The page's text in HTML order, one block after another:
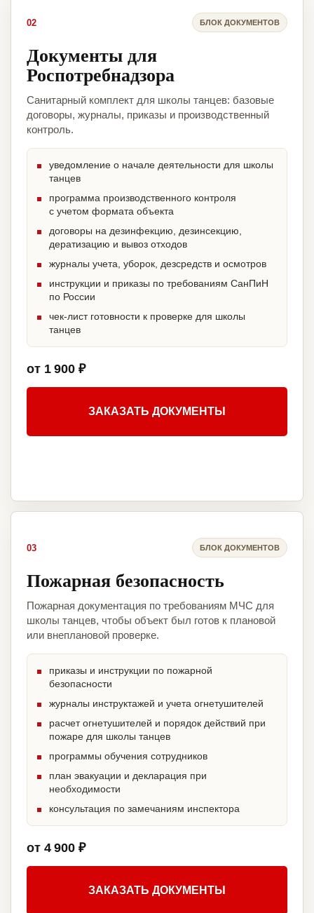
02 БЛОК ДОКУМЕНТОВ
Документы для
Роспотребнадзора
Санитарный комплект для школы танцев: базовые
договоры, журналы, приказы и производственный
контроль.
уведомление о начале деятельности для школы
танцев
программа производственного контроля
с учетом формата объекта
договоры на дезинфекцию, дезинсекцию,
дератизацию и вывоз отходов
журналы учета, уборок, дезсредств и осмотров
инструкции и приказы по требованиям СанПиН
по России
чек-лист готовности к проверке для школы
танцев
от 1 900 ₽
ЗАКАЗАТЬ ДОКУМЕНТЫ
03 БЛОК ДОКУМЕНТОВ
Пожарная безопасность
Пожарная документация по требованиям МЧС для
школы танцев, чтобы объект был готов к плановой
или внеплановой проверке.
приказы и инструкции по пожарной
безопасности
журналы инструктажей и учета огнетушителей
расчет огнетушителей и порядок действий при
пожаре для школы танцев
программы обучения сотрудников
план эвакуации и декларация при
необходимости
консультация по замечаниям инспектора
от 4 900 ₽
ЗАКАЗАТЬ ДОКУМЕНТЫ